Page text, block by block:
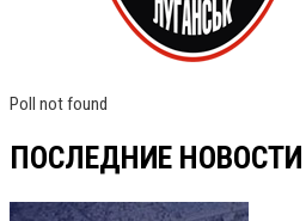
Poll not found
ПОСЛЕДНИЕ НОВОСТИ